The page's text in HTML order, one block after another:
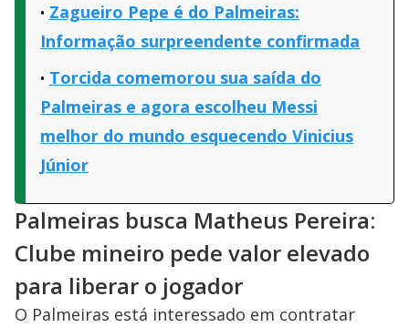
Zagueiro Pepe é do Palmeiras:
Informação surpreendente confirmada
Torcida comemorou sua saída do
Palmeiras e agora escolheu Messi
melhor do mundo esquecendo Vinicius
Júnior
Palmeiras busca Matheus Pereira:
Clube mineiro pede valor elevado
para liberar o jogador
O Palmeiras está interessado em contratar